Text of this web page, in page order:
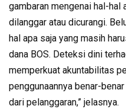
gambaran mengenai hal-hal
dilanggar atau dicurangi.
hal apa saja yang masih
dana BOS. Deteksi dini
memperkuat akuntabilitas
penggunaannya benar-
dari pelanggaran,” jelasnya.